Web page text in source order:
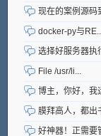
现在的案例源码
docker-py与RE...
选择好服务器执
File /usr/li...
博主，你好，我
膜拜高人，都出
好神器！正需要